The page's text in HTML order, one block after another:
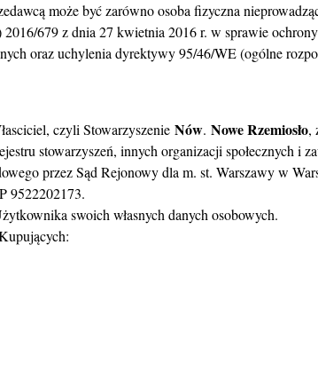
może być zarówno osoba fizyczna
679 z dnia 27 kwietnia 2016 r. w sprawie
oraz uchylenia dyrektywy 95/46/WE (ogólne
czyli Stowarzyszenie Nów. Nowe Rzemiosło,
stowarzyszeń, innych organizacji społecznych i
przez Sąd Rejonowy dla m. st. Warszawy w
9522202173.
swoich własnych danych osobowych.